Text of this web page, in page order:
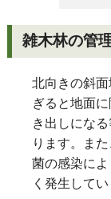
雑木林の管
北向きの斜
ぎると地面
き出しにな
ります。また
菌の感染に
く発生してい